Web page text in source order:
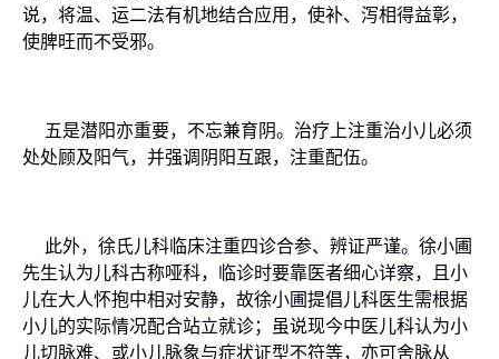
说，将温、运二法有机地结合应用，使补、泻相得益彰，
使脾旺而不受邪。
五是潜阳亦重要，不忘兼育阴。治疗上注重治小儿必须
处处顾及阳气，并强调阴阳互跟，注重配伍。
此外，徐氏儿科临床注重四诊合参、辨证严谨。徐小圃
先生认为儿科古称哑科，临诊时要靠医者细心详察，且小
儿在大人怀抱中相对安静，故徐小圃提倡儿科医生需根据
小儿的实际情况配合站立就诊；虽说现今中医儿科认为小
儿切脉难、或小儿脉象与症状证型不符等，亦可舍脉从